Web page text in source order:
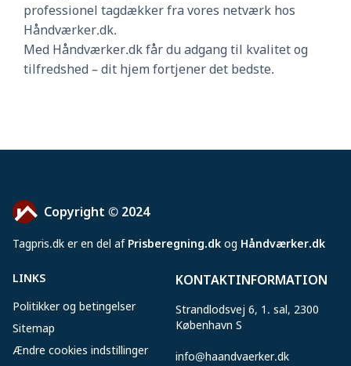
professionel tagdækker fra vores netværk hos
Håndværker.dk.
Med Håndværker.dk får du adgang til kvalitet og
tilfredshed – dit hjem fortjener det bedste.
Copyright © 2024
Tagpris.dk er en del af Prisberegning.dk og Håndværker.dk
LINKS
Politikker og betingelser
Sitemap
Ændre cookies indstillinger
KONTAKTINFORMATION
Strandlodsvej 6, 1. sal, 2300
København S
info@haandvaerker.dk